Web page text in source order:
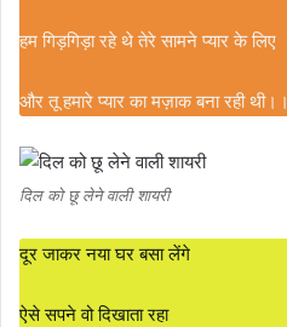
हम गिड़गिड़ा रहे थे तेरे सामने प्यार के लिए
और तू हमारे प्यार का मज़ाक बना रही थी।।
दिल को छू लेने वाली शायरी
दूर जाकर नया घर बसा लेंगे
ऐसे सपने वो दिखाता रहा